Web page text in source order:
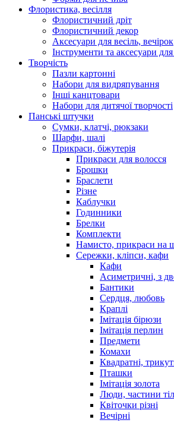
Флористика, весілля
Флористичний дріт
Флористичний декор
Аксесуари для весіль, вечірок
Інструменти та аксесуари
Творчість
Пазли картонні
Набори для видряпування
Інші канцтовари
Набори для дитячої творчості
Панські штучки
Сумки, клатчі, рюкзаки
Шарфи, шалі
Прикраси, біжутерія
Прикраси для волосся
Брошки
Браслети
Різне
Каблучки
Годинники
Брелки
Комплекти
Намисто, прикраси на
Сережки, кліпси, кафи
Кафи
Асиметричні, з
Бантики
Сердця, любовь
Краплі
Імітація бірюзи
Імітація перлин
Предмети
Комахи
Квадратні,
Пташки
Імітація золота
Люди, частини
Квіточки різні
Вечірні